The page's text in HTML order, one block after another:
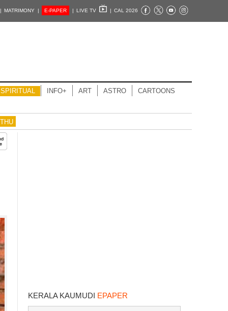
| MATRIMONY | E-PAPER | LIVE TV | CAL 2026
SPIRITUAL INFO+ ART ASTRO CARTOONS
KERALA KAUMUDI EPAPER